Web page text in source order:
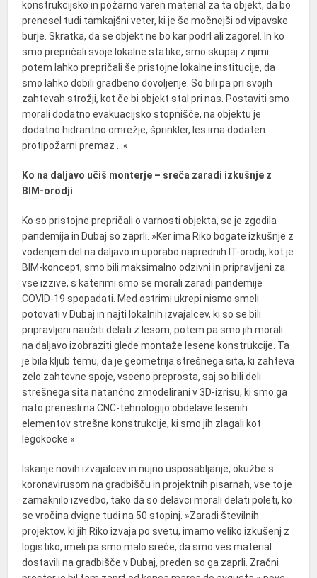
konstrukcijsko in požarno varen material za ta objekt, da bo
prenesel tudi tamkajšni veter, ki je še močnejši od vipavske
burje. Skratka, da se objekt ne bo kar podrl ali zagorel. In ko
smo prepričali svoje lokalne statike, smo skupaj z njimi
potem lahko prepričali še pristojne lokalne institucije, da
smo lahko dobili gradbeno dovoljenje. So bili pa pri svojih
zahtevah strožji, kot če bi objekt stal pri nas. Postaviti smo
morali dodatno evakuacijsko stopnišče, na objektu je
dodatno hidrantno omrežje, šprinkler, les ima dodaten
protipožarni premaz …«
Ko na daljavo učiš monterje – sreča zaradi izkušnje z
BIM-orodji
Ko so pristojne prepričali o varnosti objekta, se je zgodila
pandemija in Dubaj so zaprli. »Ker ima Riko bogate izkušnje z
vodenjem del na daljavo in uporabo naprednih IT-orodij, kot je
BIM-koncept, smo bili maksimalno odzivni in pripravljeni za
vse izzive, s katerimi smo se morali zaradi pandemije
COVID-19 spopadati. Med ostrimi ukrepi nismo smeli
potovati v Dubaj in najti lokalnih izvajalcev, ki so se bili
pripravljeni naučiti delati z lesom, potem pa smo jih morali
na daljavo izobraziti glede montaže lesene konstrukcije. Ta
je bila kljub temu, da je geometrija strešnega sita, ki zahteva
zelo zahtevne spoje, vseeno preprosta, saj so bili deli
strešnega sita natančno zmodelirani v 3D-izrisu, ki smo ga
nato prenesli na CNC-tehnologijo obdelave lesenih
elementov strešne konstrukcije, ki smo jih zlagali kot
legokocke.«
Iskanje novih izvajalcev in nujno usposabljanje, okužbe s
koronavirusom na gradbišču in projektnih pisarnah, vse to je
zamaknilo izvedbo, tako da so delavci morali delati poleti, ko
se vročina dvigne tudi na 50 stopinj. »Zaradi številnih
projektov, ki jih Riko izvaja po svetu, imamo veliko izkušenj z
logistiko, imeli pa smo malo sreče, da smo ves material
dostavili na gradbišče v Dubaj, preden so ga zaprli. Zračni